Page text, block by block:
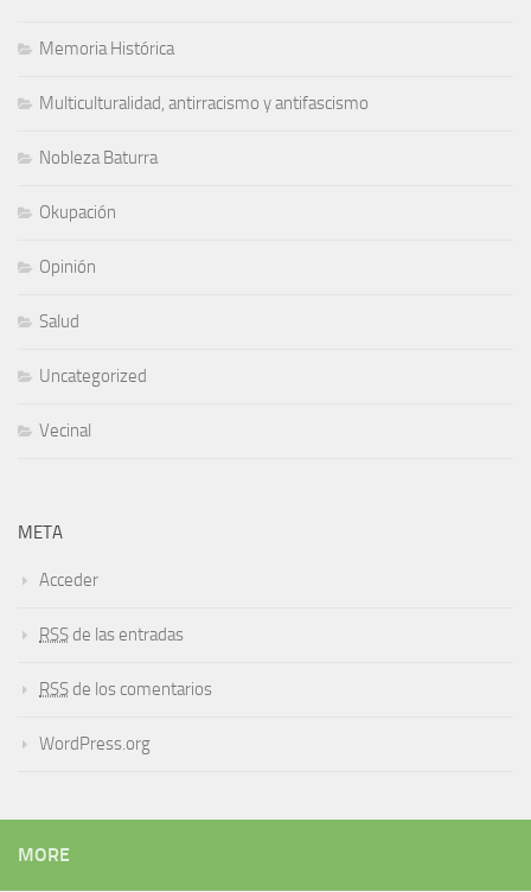
Memoria Histórica
Multiculturalidad, antirracismo y antifascismo
Nobleza Baturra
Okupación
Opinión
Salud
Uncategorized
Vecinal
META
Acceder
RSS de las entradas
RSS de los comentarios
WordPress.org
MORE